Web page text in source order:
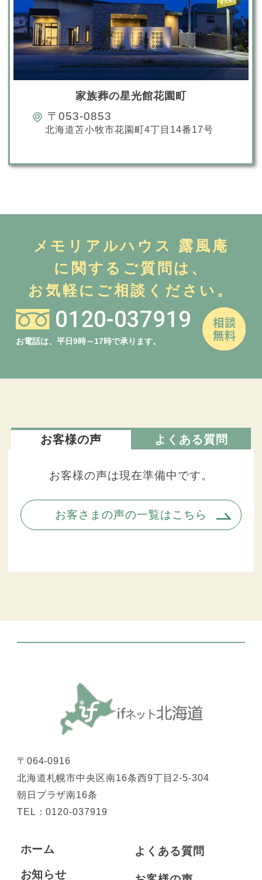
家族葬の星光館花園町
〒053-0853
北海道苫小牧市花園町4丁目14番17号
メモリアルハウス 露風庵
に関するご質問は、
お気軽にご相談ください。
0120-037919
お電話は、平日9時～17時で承ります。
お客様の声 よくある質問
お客様の声は現在準備中です。
お客さまの声の一覧はこちら
〒064-0916
北海道札幌市中央区南16条西9丁目2-5-304
朝日プラザ南16条
TEL：0120-037919
ホーム
お知らせ
よくある質問